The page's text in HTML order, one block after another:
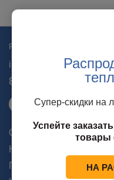
Регион:
info@planck.ru
8 (800) 700 25 14
Заказать звонок
О компании
Новости
Помощь
Супер-скидки на
Успейте
товары
НА